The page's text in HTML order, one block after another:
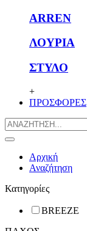
ARREN
ΛΟΥΡΙΑ
ΣΤΥΛΟ
+
ΠΡΟΣΦΟΡΕΣ
Αρχική
Αναζήτηση
Κατηγορίες
BREEZE